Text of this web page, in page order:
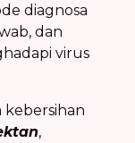
diagnosa
dan
virus
kebersihan
,